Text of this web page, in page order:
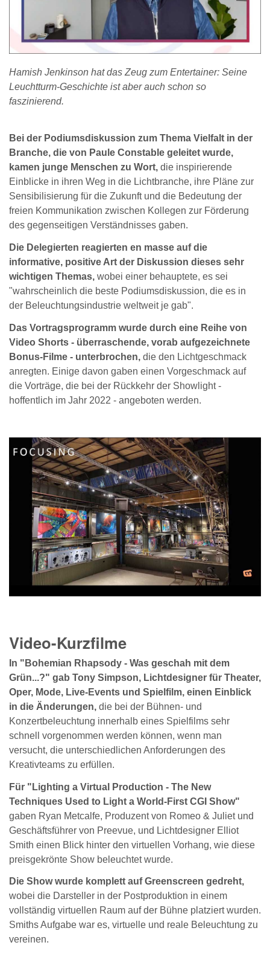
Hamish Jenkinson hat das Zeug zum Entertainer: Seine
Leuchtturm-Geschichte ist aber auch schon so
faszinierend.
Bei der Podiumsdiskussion zum Thema Vielfalt in der
Branche, die von Paule Constable geleitet wurde,
kamen junge Menschen zu Wort, die inspirierende
Einblicke in ihren Weg in die Lichtbranche, ihre Pläne zur
Sensibilisierung für die Zukunft und die Bedeutung der
freien Kommunikation zwischen Kollegen zur Förderung
des gegenseitigen Verständnisses gaben.
Die Delegierten reagierten en masse auf die
informative, positive Art der Diskussion dieses sehr
wichtigen Themas, wobei einer behauptete, es sei
"wahrscheinlich die beste Podiumsdiskussion, die es in
der Beleuchtungsindustrie weltweit je gab".
Das Vortragsprogramm wurde durch eine Reihe von
Video Shorts - überraschende, vorab aufgezeichnete
Bonus-Filme - unterbrochen, die den Lichtgeschmack
anregten. Einige davon gaben einen Vorgeschmack auf
die Vorträge, die bei der Rückkehr der Showlight -
hoffentlich im Jahr 2022 - angeboten werden.
Video-Kurzfilme
In "Bohemian Rhapsody - Was geschah mit dem
Grün...?" gab Tony Simpson, Lichtdesigner für Theater,
Oper, Mode, Live-Events und Spielfilm, einen Einblick
in die Änderungen, die bei der Bühnen- und
Konzertbeleuchtung innerhalb eines Spielfilms sehr
schnell vorgenommen werden können, wenn man
versucht, die unterschiedlichen Anforderungen des
Kreativteams zu erfüllen.
Für "Lighting a Virtual Production - The New
Techniques Used to Light a World-First CGI Show"
gaben Ryan Metcalfe, Produzent von Romeo & Juliet und
Geschäftsführer von Preevue, und Lichtdesigner Elliot
Smith einen Blick hinter den virtuellen Vorhang, wie diese
preisgekrönte Show beleuchtet wurde.
Die Show wurde komplett auf Greenscreen gedreht,
wobei die Darsteller in der Postproduktion in einem
vollständig virtuellen Raum auf der Bühne platziert wurden.
Smiths Aufgabe war es, virtuelle und reale Beleuchtung zu
vereinen.